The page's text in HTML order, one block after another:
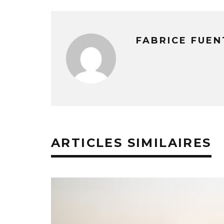
FABRICE
ARTICLES SIMILAIRES